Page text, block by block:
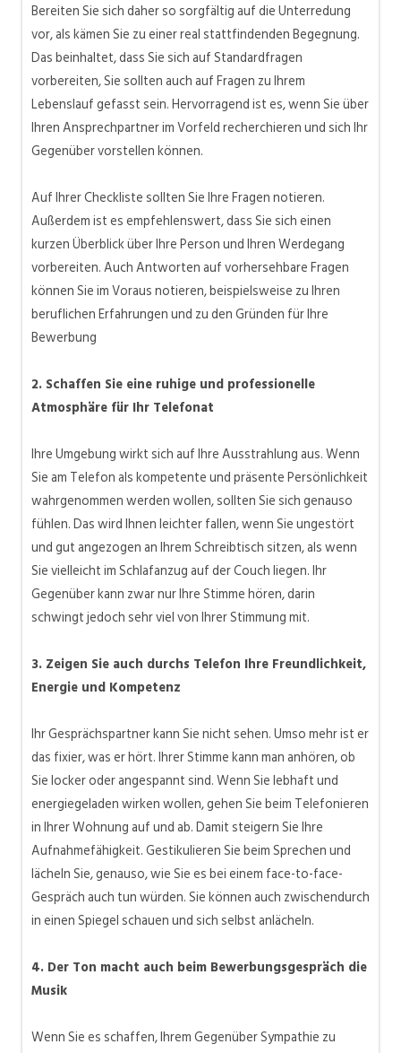
Bereiten Sie sich daher so sorgfältig auf die Unterredung
vor, als kämen Sie zu einer real stattfindenden Begegnung.
Das beinhaltet, dass Sie sich auf Standardfragen
vorbereiten, Sie sollten auch auf Fragen zu Ihrem
Lebenslauf gefasst sein. Hervorragend ist es, wenn Sie über
Ihren Ansprechpartner im Vorfeld recherchieren und sich Ihr
Gegenüber vorstellen können.
Auf Ihrer Checkliste sollten Sie Ihre Fragen notieren.
Außerdem ist es empfehlenswert, dass Sie sich einen
kurzen Überblick über Ihre Person und Ihren Werdegang
vorbereiten. Auch Antworten auf vorhersehbare Fragen
können Sie im Voraus notieren, beispielsweise zu Ihren
beruflichen Erfahrungen und zu den Gründen für Ihre
Bewerbung
2. Schaffen Sie eine ruhige und professionelle
Atmosphäre für Ihr Telefonat
Ihre Umgebung wirkt sich auf Ihre Ausstrahlung aus. Wenn
Sie am Telefon als kompetente und präsente Persönlichkeit
wahrgenommen werden wollen, sollten Sie sich genauso
fühlen. Das wird Ihnen leichter fallen, wenn Sie ungestört
und gut angezogen an Ihrem Schreibtisch sitzen, als wenn
Sie vielleicht im Schlafanzug auf der Couch liegen. Ihr
Gegenüber kann zwar nur Ihre Stimme hören, darin
schwingt jedoch sehr viel von Ihrer Stimmung mit.
3. Zeigen Sie auch durchs Telefon Ihre Freundlichkeit,
Energie und Kompetenz
Ihr Gesprächspartner kann Sie nicht sehen. Umso mehr ist er
das fixier, was er hört. Ihrer Stimme kann man anhören, ob
Sie locker oder angespannt sind. Wenn Sie lebhaft und
energiegeladen wirken wollen, gehen Sie beim Telefonieren
in Ihrer Wohnung auf und ab. Damit steigern Sie Ihre
Aufnahmefähigkeit. Gestikulieren Sie beim Sprechen und
lächeln Sie, genauso, wie Sie es bei einem face-to-face-
Gespräch auch tun würden. Sie können auch zwischendurch
in einen Spiegel schauen und sich selbst anlächeln.
4. Der Ton macht auch beim Bewerbungsgespräch die
Musik
Wenn Sie es schaffen, Ihrem Gegenüber Sympathie zu